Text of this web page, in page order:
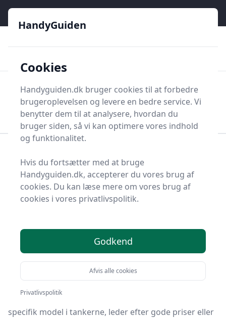
HandyGuiden
Søg nu
Søg nu
Håndværktøj
Rør og Rørværktøj
Skorstensrør
Bedste skorstensrør til
Velkommen til HandyGuiden – her finder du de bedste
skorstensrør på markedet. Vi har nøje udvalgt 2
produkter, så du er sikret kvalitet.
Så uanset om du vægter høj kvalitet, allerede har en
specifik model i tankerne, leder efter gode priser eller
HandyGuiden
Cookies
Handyguiden.dk bruger cookies til at forbedre
brugeroplevelsen og levere en bedre service. Vi
benytter dem til at analysere, hvordan du
bruger siden, så vi kan optimere vores indhold
og funktionalitet.
Hvis du fortsætter med at bruge
Handyguiden.dk, accepterer du vores brug af
cookies. Du kan læse mere om vores brug af
cookies i vores privatlivspolitik.
Godkend
Afvis alle cookies
Privatlivspolitik